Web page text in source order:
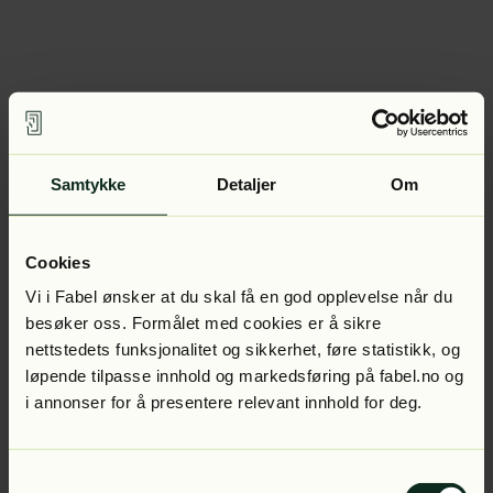
Samtykke Detaljer Om
Cookies
Vi i Fabel ønsker at du skal få en god opplevelse når du
besøker oss. Formålet med cookies er å sikre
nettstedets funksjonalitet og sikkerhet, føre statistikk, og
løpende tilpasse innhold og markedsføring på fabel.no og
i annonser for å presentere relevant innhold for deg.